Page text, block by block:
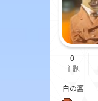
0
主题
白の酱